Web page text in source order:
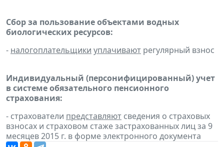
Сбор за пользование объектами водных
биологических ресурсов:
- налогоплательщики уплачивают регулярный взнос
Индивидуальный (персонифицированный) учет
в системе обязательного пенсионного
страхования:
- страхователи представляют сведения о страховых
взносах и страховом стаже застрахованных лиц за 9
месяцев 2015 г. в форме электронного документа